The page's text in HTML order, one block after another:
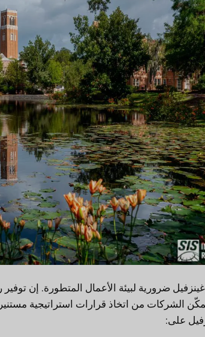
ضرورية لبيئة الأعمال المتطورة. إن
يمكّن الشركات من اتخاذ قرارات استراتيجية
على: